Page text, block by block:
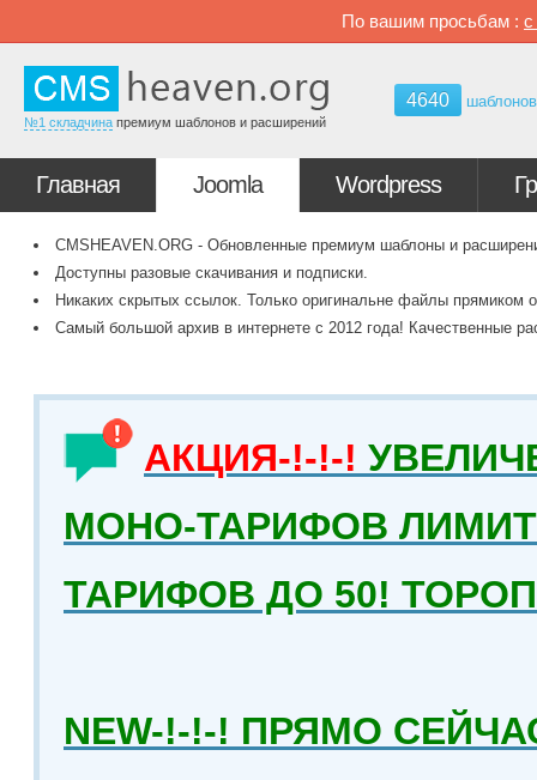
По вашим просьбам : с
№1 складчина премиум шаблонов и расширений
4640 шаблонов
Главная Joomla Wordpress
CMSHEAVEN.ORG - Обновленные премиум шаблоны и
Доступны разовые скачивания и подписки.
Никаких скрытых ссылок. Только оригинальне файлы прямиком
Самый большой архив в интернете с 2012 года! Качественные
АКЦИЯ-!-!-!
МОНО-ТАРИФОВ
ТАРИФОВ ДО 50!
NEW-!-!-! ПРЯМО